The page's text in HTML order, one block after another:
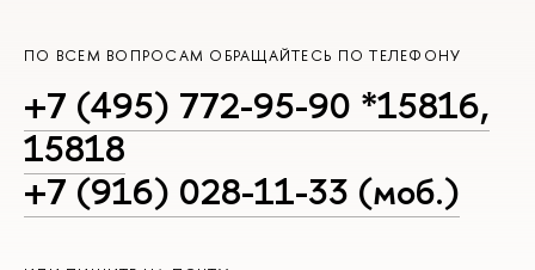
ПО ВСЕМ ВОПРОСАМ ОБРАЩАЙТЕСЬ ПО ТЕЛЕФОНУ
+7 (495) 772-95-90 *15816,
15818
+7 (916) 028-11-33 (моб.)